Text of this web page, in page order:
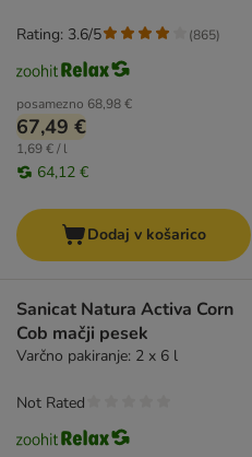
posamezno 68,98 €
67,49 €
1,69 € / l
64,12 €
Rating: 3.6/5 (865)
Dodaj v košarico
Sanicat Natura Activa Corn
Cob mačji pesek
Varčno pakiranje: 2 x 6 l
Not Rated